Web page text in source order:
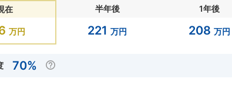
在
万円
半年後
221 万円
1年後
208 万円
70%